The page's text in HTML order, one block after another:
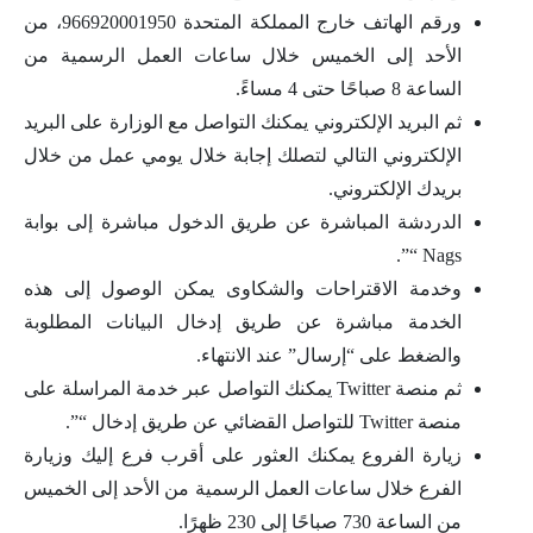
ورقم الهاتف خارج المملكة المتحدة 966920001950، من
الأحد إلى الخميس خلال ساعات العمل الرسمية من
الساعة 8 صباحًا حتى 4 مساءً.
ثم البريد الإلكتروني يمكنك التواصل مع الوزارة على البريد
الإلكتروني التالي لتصلك إجابة خلال يومي عمل من خلال
بريدك الإلكتروني.
الدردشة المباشرة عن طريق الدخول مباشرة إلى بوابة
Nags “”.
وخدمة الاقتراحات والشكاوى يمكن الوصول إلى هذه
الخدمة مباشرة عن طريق إدخال البيانات المطلوبة
والضغط على “إرسال” عند الانتهاء.
ثم منصة Twitter يمكنك التواصل عبر خدمة المراسلة على
منصة Twitter للتواصل القضائي عن طريق إدخال “”.
زيارة الفروع يمكنك العثور على أقرب فرع إليك وزيارة
الفرع خلال ساعات العمل الرسمية من الأحد إلى الخميس
من الساعة 730 صباحًا إلى 230 ظهرًا.